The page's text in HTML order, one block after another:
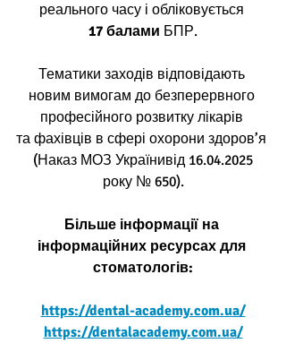
реального часу і обліковується
17 балами БПР.
Тематики заходів відповідають
новим вимогам до безперервного
професійного розвитку лікарів
та фахівців в сфері охорони здоров’я
(Наказ МОЗ Українивід 16.04.2025
року № 650).
Більше інформації на
інформаційних ресурсах для
стоматологів:
https://dental-academy.com.ua/
https://dentalacademy.com.ua/